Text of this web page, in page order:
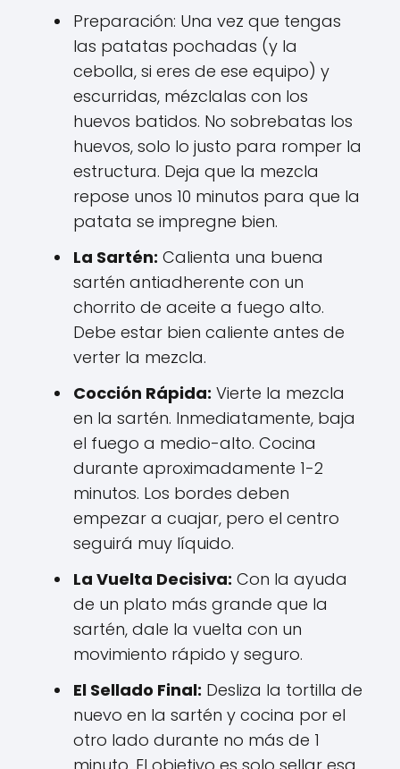
Preparación: Una vez que tengas
las patatas pochadas (y la
cebolla, si eres de ese equipo) y
escurridas, mézclalas con los
huevos batidos. No sobrebatas los
huevos, solo lo justo para romper la
estructura. Deja que la mezcla
repose unos 10 minutos para que la
patata se impregne bien.
La Sartén: Calienta una buena
sartén antiadherente con un
chorrito de aceite a fuego alto.
Debe estar bien caliente antes de
verter la mezcla.
Cocción Rápida: Vierte la mezcla
en la sartén. Inmediatamente, baja
el fuego a medio-alto. Cocina
durante aproximadamente 1-2
minutos. Los bordes deben
empezar a cuajar, pero el centro
seguirá muy líquido.
La Vuelta Decisiva: Con la ayuda
de un plato más grande que la
sartén, dale la vuelta con un
movimiento rápido y seguro.
El Sellado Final: Desliza la tortilla de
nuevo en la sartén y cocina por el
otro lado durante no más de 1